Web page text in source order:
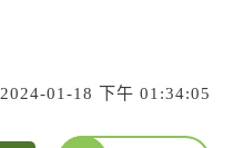
2024-01-18 下午 01:34:05